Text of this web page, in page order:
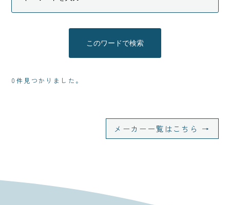
0件見つかりました。
メーカー一覧はこちら →